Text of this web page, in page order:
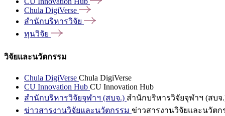
Chula DigiVerse
สำนักบริหารวิจัย
ทุนวิจัย
วิจัยและนวัตกรรม
Chula DigiVerse Chula DigiVerse
CU Innovation Hub CU Innovation Hub
สำนักบริหารวิจัยจุฬาฯ (สบจ.) สำนักบริหารวิจัยจุฬาฯ (สบจ
ข่าวสารงานวิจัยและนวัตกรรม ข่าวสารงานวิจัยและนวัตก